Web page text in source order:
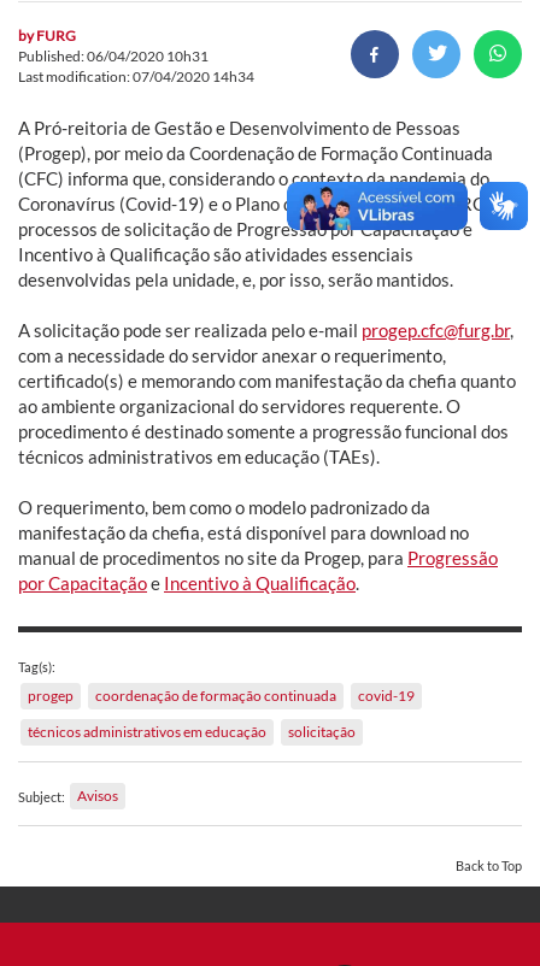
byFURG
Published: 06/04/2020 10h31
Last modification: 07/04/2020 14h34
A Pró-reitoria de Gestão e Desenvolvimento de Pessoas
(Progep), por meio da Coordenação de Formação Continuada
(CFC) informa que, considerando o contexto da pandemia do
Coronavírus (Covid-19) e o Plano de Contingência da FURG, os
processos de solicitação de Progressão por Capacitação e
Incentivo à Qualificação são atividades essenciais
desenvolvidas pela unidade, e, por isso, serão mantidos.
A solicitação pode ser realizada pelo e-mail progep.cfc@furg.br,
com a necessidade do servidor anexar o requerimento,
certificado(s) e memorando com manifestação da chefia quanto
ao ambiente organizacional do servidores requerente. O
procedimento é destinado somente a progressão funcional dos
técnicos administrativos em educação (TAEs).
O requerimento, bem como o modelo padronizado da
manifestação da chefia, está disponível para download no
manual de procedimentos no site da Progep, para Progressão
por Capacitaçãoe Incentivo à Qualificação
Tag(s):
progep coordenação de formação continuada
covid-19
técnicos administrativos em educação
solicitação
Subject: Avisos
Back to Top